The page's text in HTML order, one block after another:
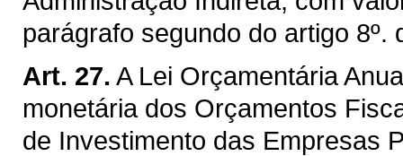
parágrafo segundo do artigo 8º.
Art. 27. A Lei Orçamentária
monetária dos Orçamentos
de Investimento das Empresas